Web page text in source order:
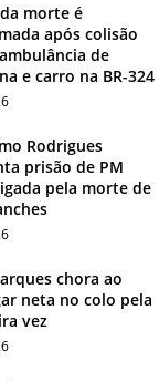
morte é
após colisão
de
e carro na BR-324
Rodrigues
prisão de PM
pela morte de
chora ao
neta no colo pela
vez